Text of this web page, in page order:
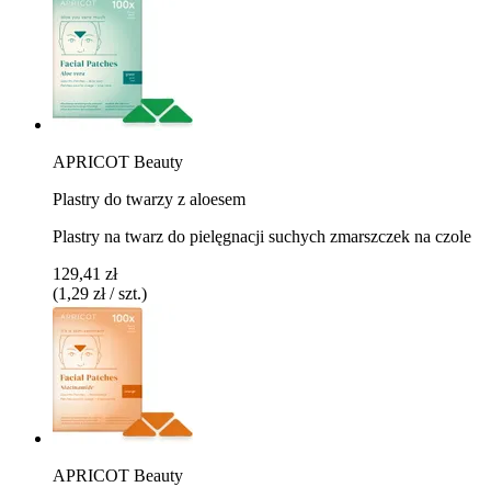
APRICOT Beauty
Plastry do twarzy z aloesem
Plastry na twarz do pielęgnacji suchych zmarszczek na czole
129,41 zł
(1,29 zł / szt.)
APRICOT Beauty